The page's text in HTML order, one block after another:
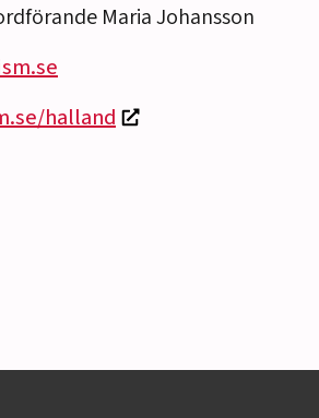
Maria Johansson
halland